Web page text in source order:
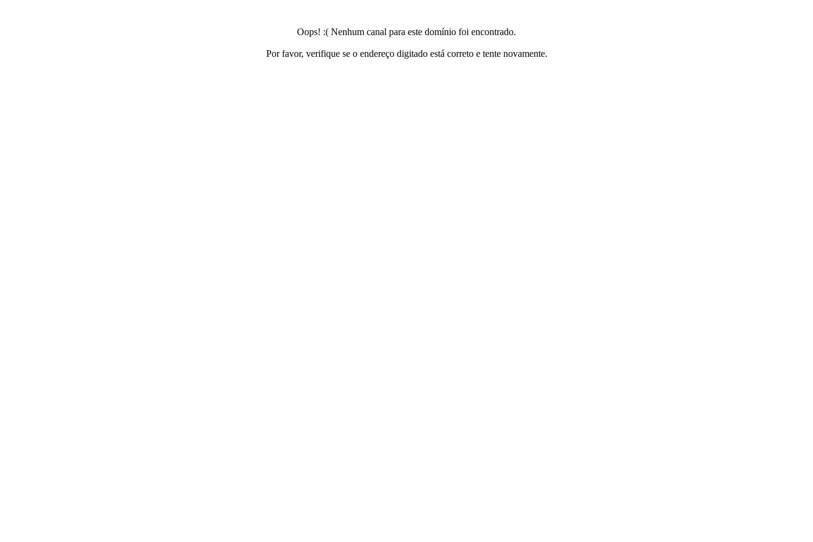
Oops! :( Nenhum canal para este domínio foi encontrado.
Por favor, verifique se o endereço digitado está correto e tente novamente.